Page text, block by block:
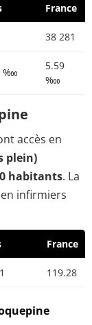
France
38 281
‱
5.59
‱
accès en
plein)
habitants. La
infirmiers
France
119.28